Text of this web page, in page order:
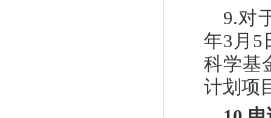
9.对
年3 月 5
科学基
计划项